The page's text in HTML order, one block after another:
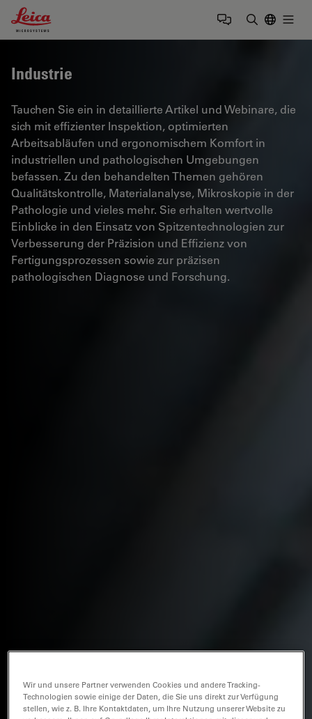
Leica Microsystems Logo
Industrie
Tauchen Sie ein in detaillierte Artikel und Webinare, die
sich mit effizienter Inspektion, optimierten
Arbeitsabläufen und ergonomischem Komfort in
industriellen und pathologischen Umgebungen
befassen. Zu den behandelten Themen gehören
Qualitätskontrolle, Materialanalyse, Mikroskopie in der
Pathologie und vieles mehr. Sie erhalten wertvolle
Einblicke in den Einsatz von Spitzentechnologien zur
Verbesserung der Präzision und Effizienz von
Fertigungsprozessen sowie zur präzisen
pathologischen Diagnose und Forschung.
Wir und unsere Partner verwenden Cookies und andere Tracking-
Technologien sowie einige der Daten, die Sie uns direkt zur Verfügung
stellen, wie z. B. Ihre Kontaktdaten, um Ihre Nutzung unserer Website zu